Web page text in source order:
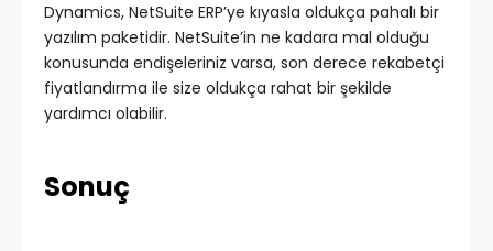
Dynamics, NetSuite ERP’ye kıyasla oldukça pahalı bir
yazılım paketidir. NetSuite’in ne kadara mal olduğu
konusunda endişeleriniz varsa, son derece rekabetçi
fiyatlandırma ile size oldukça rahat bir şekilde
yardımcı olabilir.
Sonuç